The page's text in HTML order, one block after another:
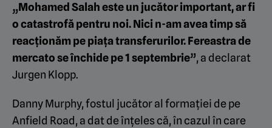
„Mohamed Salah este un jucător important, ar fi
o catastrofă pentru noi. Nici n-am avea timp să
reacționăm pe piața transferurilor. Fereastra de
mercato se închide pe 1 septembrie”, a declarat
Jurgen Klopp.
Danny Murphy, fostul jucător al formației de pe
Anfield Road, a dat de înțeles că, în cazul în care